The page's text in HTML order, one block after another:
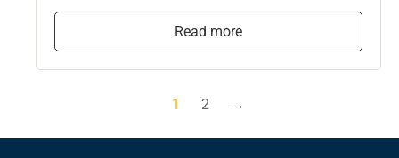
Read more
1 2 →